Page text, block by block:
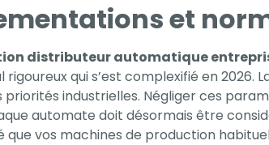
et
distributeur automatique
rigoureux qui s’est complexifié en
industrielles. Négliger ces
automate doit désormais être
vos machines de production